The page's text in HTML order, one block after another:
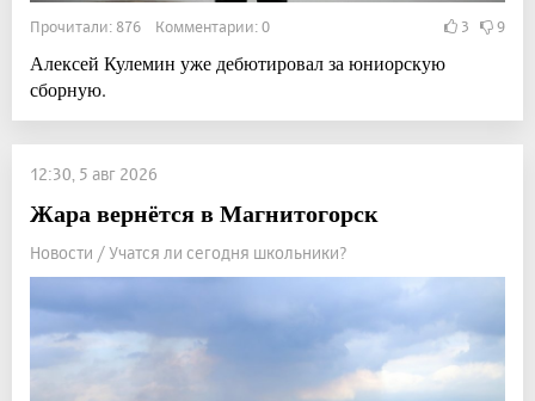
Прочитали: 876 Комментарии: 0 3 9
Алексей Кулемин уже дебютировал за юниорскую
сборную.
12:30, 5 авг 2026
Жара вернётся в Магнитогорск
Новости / Учатся ли сегодня школьники?